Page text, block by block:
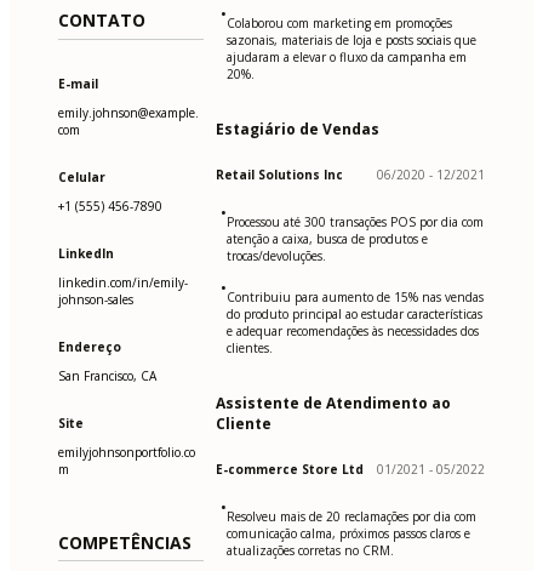
CONTATO
E-mail
emily.johnson@example.
com
Celular
+1 (555) 456-7890
LinkedIn
linkedin.com/in/emily-
johnson-sales
Endereço
San Francisco, CA
Site
emilyjohnsonportfolio.co
m
COMPETÊNCIAS
•Colaborou com marketing em promoções
sazonais, materiais de loja e posts sociais que
ajudaram a elevar o fluxo da campanha em
20%.
Estagiário de Vendas
Retail Solutions Inc 06/2020 - 12/2021
•Processou até 300 transações POS por dia com
atenção a caixa, busca de produtos e
trocas/devoluções.
•Contribuiu para aumento de 15% nas vendas
do produto principal ao estudar características
e adequar recomendações às necessidades dos
clientes.
Assistente de Atendimento ao
Cliente
E-commerce Store Ltd 01/2021 - 05/2022
•Resolveu mais de 20 reclamações por dia com
comunicação calma, próximos passos claros e
atualizações corretas no CRM.